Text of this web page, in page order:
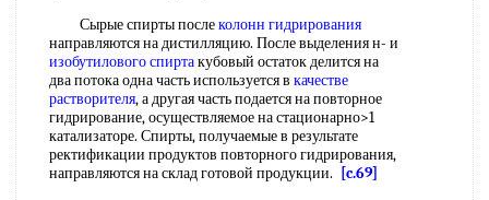
Сырые спирты послеколонн гидрирования
направляются на дистилляцию. После выделения н- и
изобутилового спиртакубовый остаток делится на
два потока одна часть используется в качестве
растворителя, а другая часть подается на повторное
гидрирование, осуществляемое на стационарно>1
катализаторе. Спирты, получаемые в результате
ректификации продуктов повторного гидрирования,
направляются на склад готовой продукции.
[c.69]